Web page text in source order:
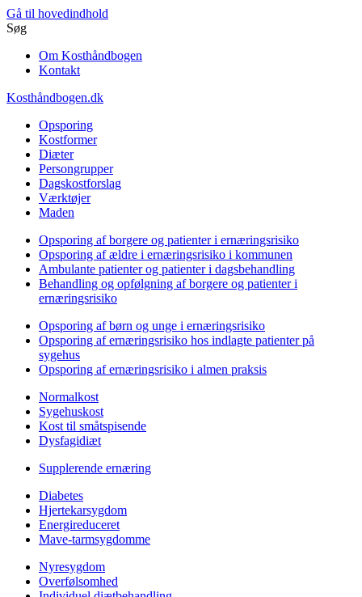
Gå til hovedindhold
Søg
Om Kosthåndbogen
Kontakt
Kosthåndbogen.dk
Opsporing
Kostformer
Diæter
Persongrupper
Dagskostforslag
Værktøjer
Maden
Opsporing af borgere og patienter i ernæringsrisiko
Opsporing af ældre i ernæringsrisiko i kommunen
Ambulante patienter og patienter i dagsbehandling
Behandling og opfølgning af borgere og patienter i
ernæringsrisiko
Opsporing af børn og unge i ernæringsrisiko
Opsporing af ernæringsrisiko hos indlagte patienter på
sygehus
Opsporing af ernæringsrisiko i almen praksis
Normalkost
Sygehuskost
Kost til småtspisende
Dysfagidiæt
Supplerende ernæring
Diabetes
Hjertekarsygdom
Energireduceret
Mave-tarmsygdomme
Nyresygdom
Overfølsomhed